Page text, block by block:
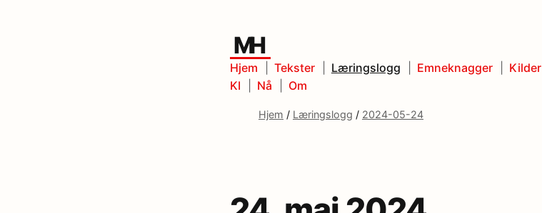
MH
Hjem Tekster Læringslogg Emneknagger Kilder
KI
Nå Om
Hjem / Læringslogg / 2024-05-24